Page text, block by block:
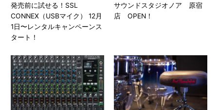
発売前に試せる！SSL
CONNEX（USBマイク） 12月
1日〜レンタルキャンペーンス
タート！
サウンドスタジオノア 原宿
店 OPEN！